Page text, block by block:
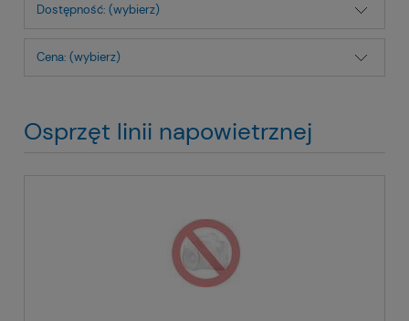
Dostępność: (wybierz)
Cena: (wybierz)
Osprzęt linii napowietrznej